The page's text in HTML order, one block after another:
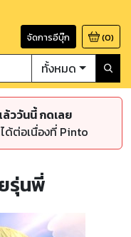
จัดการอีบุ๊ก (0)
ทั้งหมด
ววันนี้ กดเลย
ด้ต่อเนื่องที่ Pinto
รุ่นพี่